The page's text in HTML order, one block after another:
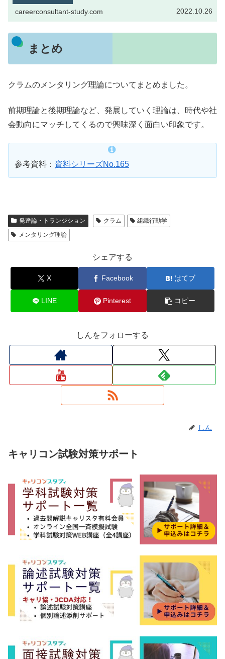
careerconsultant-study.com 2022.10.26
まとめ
クラムのメンタリング理論についてまとめました。
前期理論と後期理論など、発展していく理論は、時代や社
会動向にマッチしてくるので興味深く面白い印象です。
参考資料： 資料シリーズNo.165
発達論・トランジション クラム
組織行動学
メンタリング理論
シェアする
X Facebook はてブ
LINE Pinterest コピー
しんをフォローする
しん
キャリコン試験対策サポート